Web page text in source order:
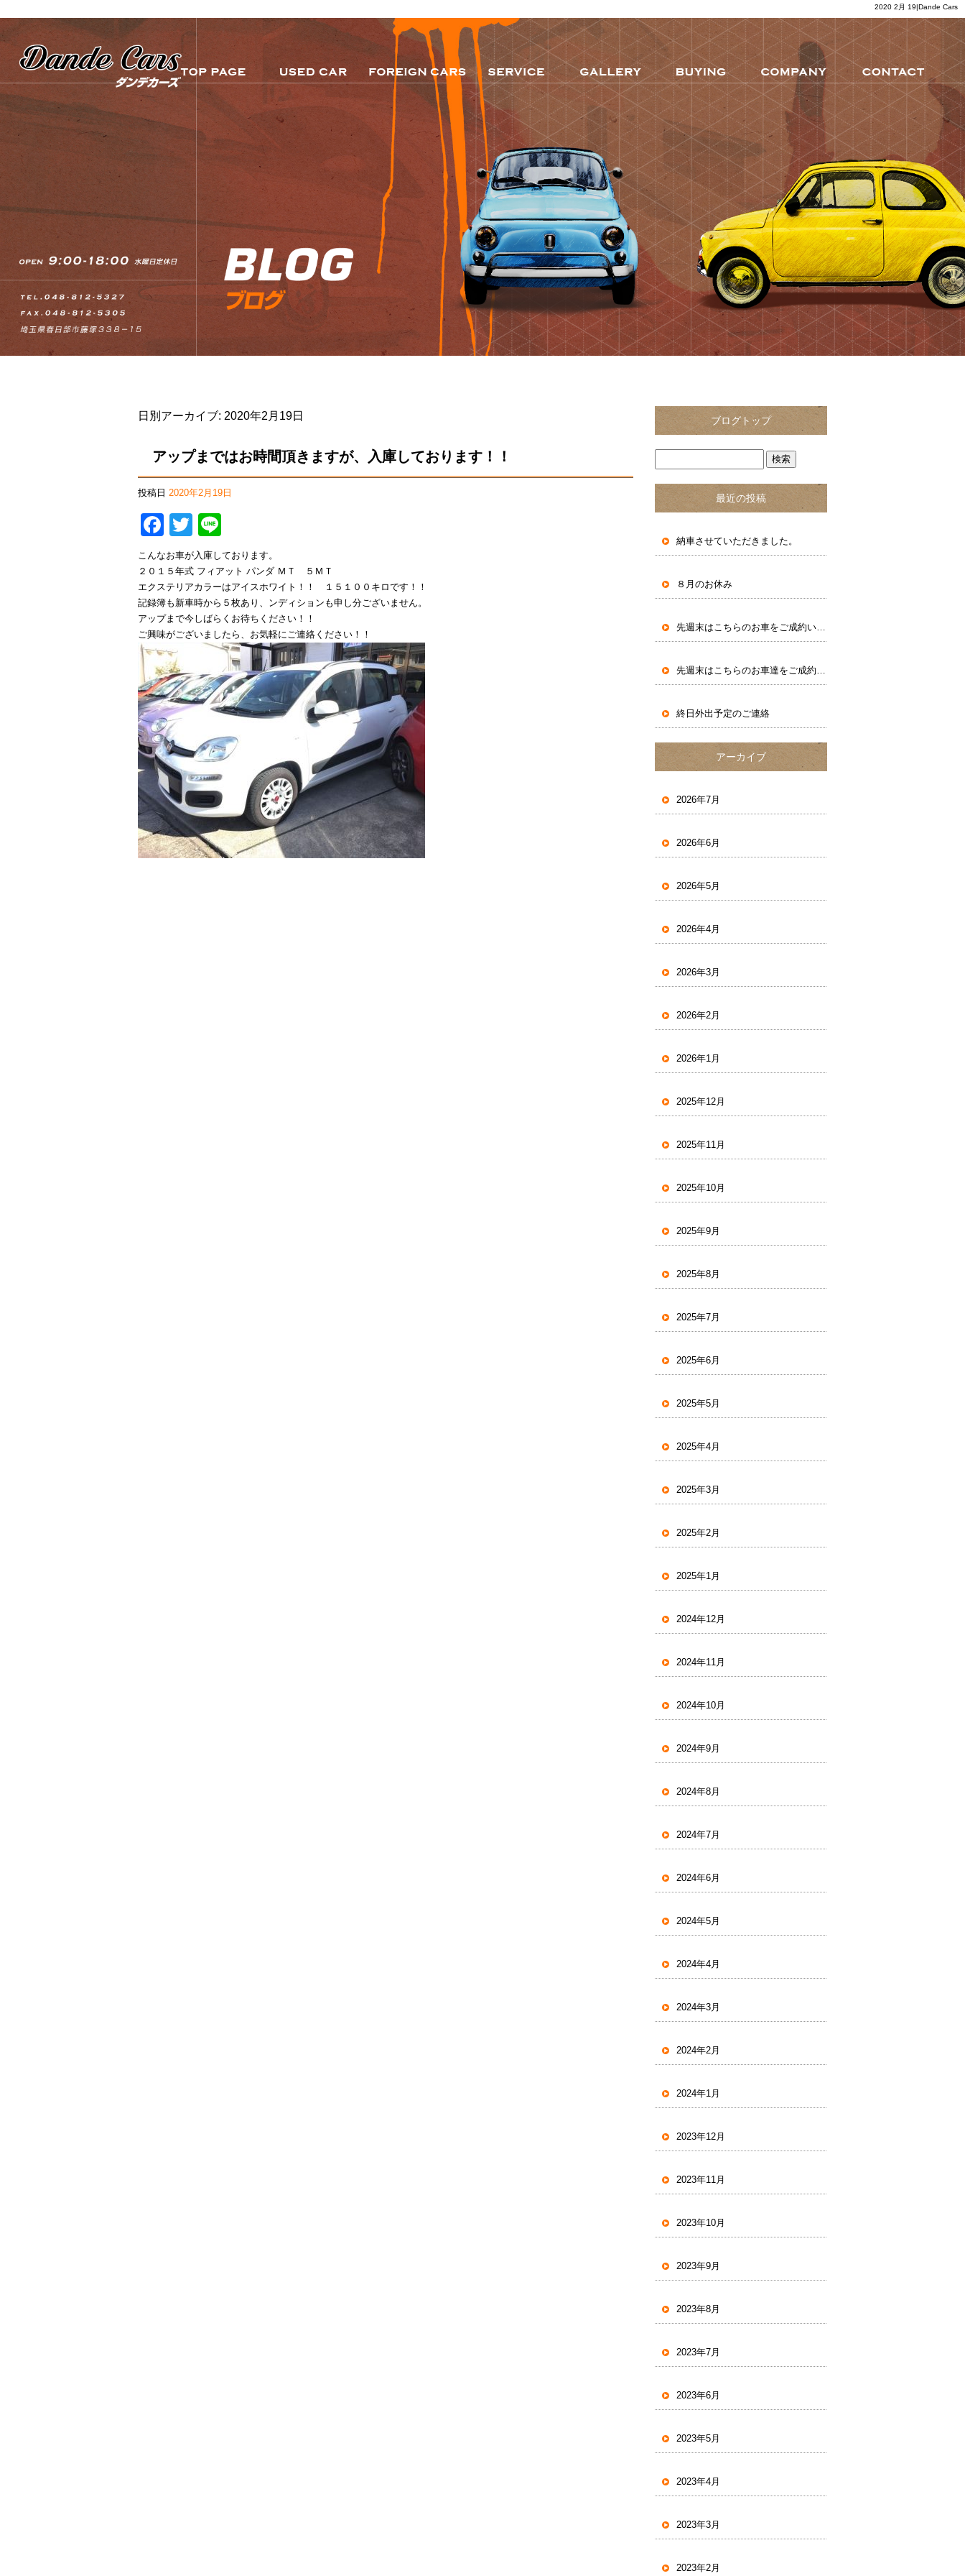
2020 2月 19|Dande Cars
日別アーカイブ: 2020年2月19日
アップまではお時間頂きますが、入庫しております！！
投稿日 2020年2月19日
Facebook
Twitter
こんなお車が入庫しております。
２０１５年式 フィアット パンダ ＭＴ ５ＭＴ
エクステリアカラーはアイスホワイト！！ １５１００キロです！！
記録簿も新車時から５枚あり、ンディションも申し分ございません。
アップまで今しばらくお待ちください！！
ご興味がございましたら、お気軽にご連絡ください！！
ブログトップ
最近の投稿
納車させていただきました。
８月のお休み
先週末はこちらのお車をご成約いただきました。
先週末はこちらのお車達をご成約いただきました。
終日外出予定のご連絡
アーカイブ
2026年7月
2026年6月
2026年5月
2026年4月
2026年3月
2026年2月
2026年1月
2025年12月
2025年11月
2025年10月
2025年9月
2025年8月
2025年7月
2025年6月
2025年5月
2025年4月
2025年3月
2025年2月
2025年1月
2024年12月
2024年11月
2024年10月
2024年9月
2024年8月
2024年7月
2024年6月
2024年5月
2024年4月
2024年3月
2024年2月
2024年1月
2023年12月
2023年11月
2023年10月
2023年9月
2023年8月
2023年7月
2023年6月
2023年5月
2023年4月
2023年3月
2023年2月